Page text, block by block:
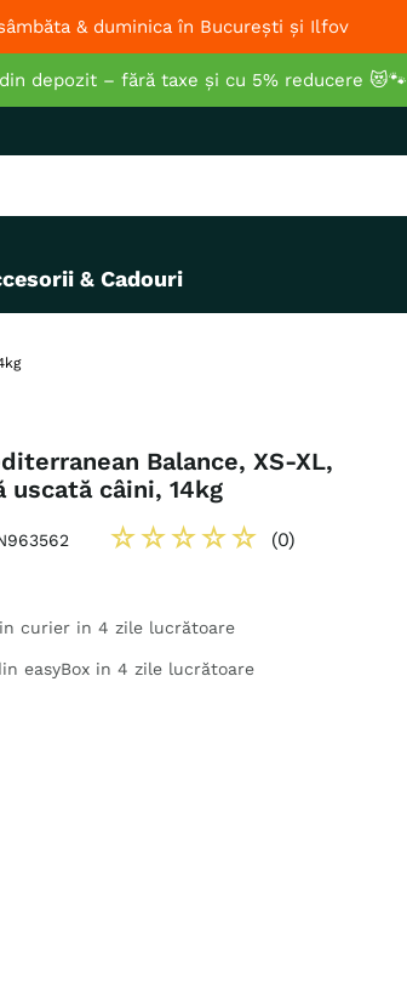
& duminica în București și Ilfov
depozit – fără taxe și cu 5% reducere 😻🐾
& Cadouri
Balance, XS-XL,
uscată câini, 14kg
☆☆☆☆☆ (0)
curier in 4 zile lucrătoare
easyBox in 4 zile lucrătoare